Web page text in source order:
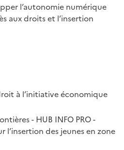
l’autonomie numérique
aux droits et l’insertion
à l’initiative économique
- HUB INFO PRO -
l’insertion des jeunes en zone